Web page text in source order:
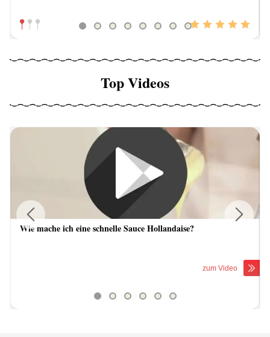
Top Videos
Wie mache ich eine schnelle Sauce Hollandaise?
zum Video
Previous